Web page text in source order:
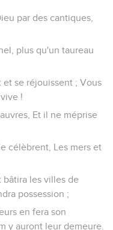
par des cantiques,
plus qu'un taureau
et se réjouissent ; Vous
!
Et il ne méprise
célèbrent, Les mers et
bâtira les villes de
possession ;
en fera son
y auront leur demeure.